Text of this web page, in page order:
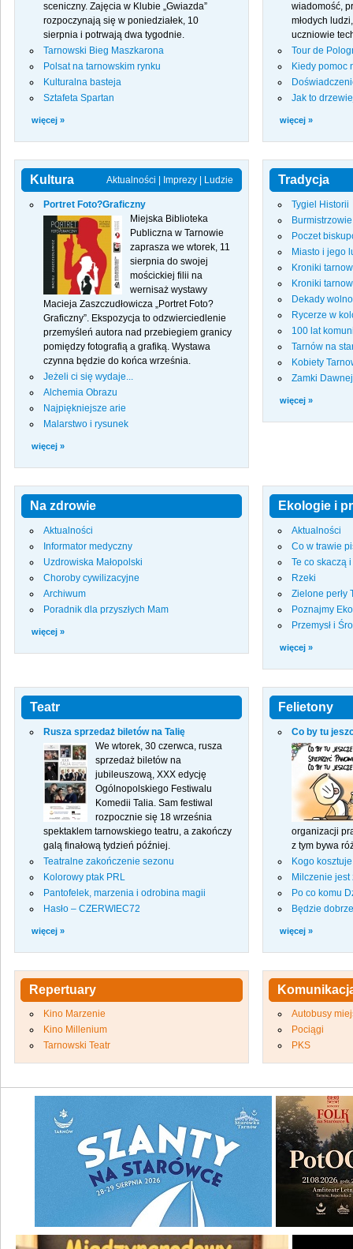
sceniczny. Zajęcia w Klubie „Gwiazda”
rozpoczynają się w poniedziałek, 10
sierpnia i potrwają dwa tygodnie.
Tarnowski Bieg Maszkarona
Polsat na tarnowskim rynku
Kulturalna basteja
Sztafeta Spartan
więcej »
wiadomość,
młodych
uczniowie
Tour de
Kiedy pomoc
Jak to
więcej »
Kultura Aktualności Imprezy Ludzie
Portret Foto?Graficzny
Miejska Biblioteka
Publiczna w Tarnowie
zaprasza we wtorek, 11
sierpnia do swojej
mościckiej filii na
wernisaż wystawy
Macieja Zaszczudłowicza „Portret Foto?
Graficzny”. Ekspozycja to odzwierciedlenie
przemyśleń autora nad przebiegiem granicy
pomiędzy fotografią a grafiką. Wystawa
czynna będzie do końca września.
Jeżeli ci się wydaje...
Alchemia Obrazu
Najpiękniejsze arie
Malarstwo i rysunek
więcej »
Tradycja
Tygiel Historii
Poczet
Miasto i jego
Kroniki
Kroniki
Dekady
Rycerze w
100 lat
Tarnów na
Kobiety
Zamki
więcej »
Na zdrowie
Aktualności
Informator medyczny
Uzdrowiska Małopolski
Choroby cywilizacyjne
Archiwum
Poradnik dla przyszłych Mam
więcej »
Ekologie i
Aktualności
Co w trawie
Te co skaczą
Rzeki
Zielone perły
Poznajmy
Przemysł i
więcej »
Teatr
Rusza sprzedaż biletów na Talię
We wtorek, 30 czerwca, rusza
sprzedaż biletów na
jubileuszową, XXX edycję
Ogólnopolskiego Festiwalu
Komedii Talia. Sam festiwal
rozpocznie się 18 września
spektaklem tarnowskiego teatru, a zakończy
galą finałową tydzień później.
Teatralne zakończenie sezonu
Kolorowy ptak PRL
Pantofelek, marzenia i odrobina magii
Hasło – CZERWIEC72
więcej »
Felietony
Co by tu
organizacji
z tym bywa
Kogo
Milczenie jest
Po co komu
Będzie
więcej »
Repertuary
Kino Marzenie
Kino Millenium
Tarnowski Teatr
Autobusy
Pociągi
PKS